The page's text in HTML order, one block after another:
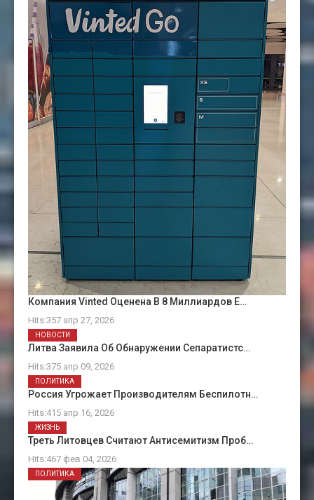
Компания Vinted Оценена В 8 Миллиардов Е…
Hits:357 апр 27, 2026
Литва Заявила Об Обнаружении Сепаратистс…
Hits:375 апр 09, 2026
НОВОСТИ
Россия Угрожает Производителям Беспилотн…
Hits:415 апр 16, 2026
ПОЛИТИКА
Треть Литовцев Считают Антисемитизм Проб…
Hits:467 фев 04, 2026
ЖИЗНЬ
ПОЛИТИКА